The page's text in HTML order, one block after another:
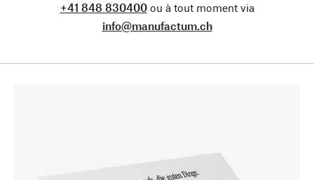
+41 848 830400ou à tout moment via
info@manufactum.ch